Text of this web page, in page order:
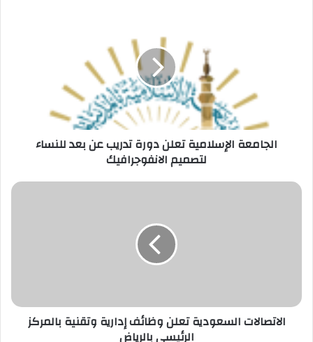
الانفوجرافيك
الجامعة الإسلامية تعلن دورة تدريب عن بعد للنساء
لتصميم الانفوجرافيك
الاتصالات
بالرياض
الاتصالات السعودية تعلن وظائف إدارية وتقنية بالمركز
الرئيسي بالرياض